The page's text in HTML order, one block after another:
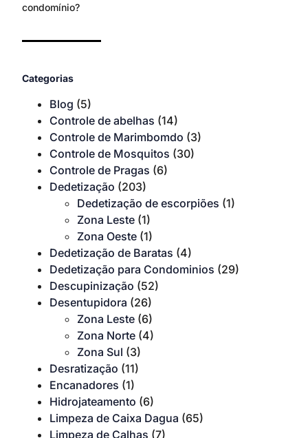
condomínio?
Categorias
Blog (5)
Controle de abelhas (14)
Controle de Marimbomdo (3)
Controle de Mosquitos (30)
Controle de Pragas (6)
Dedetização (203)
Dedetização de escorpiões (1)
Zona Leste (1)
Zona Oeste (1)
Dedetização de Baratas (4)
Dedetização para Condominios (29)
Descupinização (52)
Desentupidora (26)
Zona Leste (6)
Zona Norte (4)
Zona Sul (3)
Desratização (11)
Encanadores (1)
Hidrojateamento (6)
Limpeza de Caixa Dagua (65)
Limpeza de Calhas (7)